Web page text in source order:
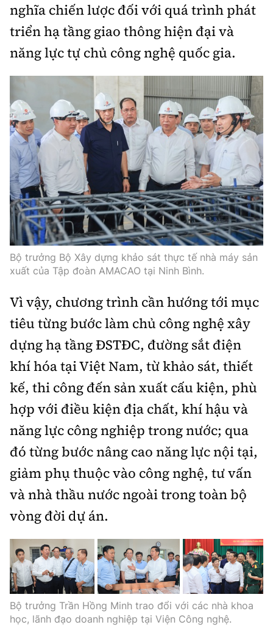
nghĩa chiến lược đối với quá trình phát
triển hạ tầng giao thông hiện đại và
năng lực tự chủ công nghệ quốc gia.
Bộ trưởng Bộ Xây dựng khảo sát thực tế nhà máy sản
xuất của Tập đoàn AMACAO tại Ninh Bình.
Vì vậy, chương trình cần hướng tới mục
tiêu từng bước làm chủ công nghệ xây
dựng hạ tầng ĐSTĐC, đường sắt điện
khí hóa tại Việt Nam, từ khảo sát, thiết
kế, thi công đến sản xuất cấu kiện, phù
hợp với điều kiện địa chất, khí hậu và
năng lực công nghiệp trong nước; qua
đó từng bước nâng cao năng lực nội tại,
giảm phụ thuộc vào công nghệ, tư vấn
và nhà thầu nước ngoài trong toàn bộ
vòng đời dự án.
Bộ trưởng Trần Hồng Minh trao đổi với các nhà khoa
học, lãnh đạo doanh nghiệp tại Viện Công nghệ.